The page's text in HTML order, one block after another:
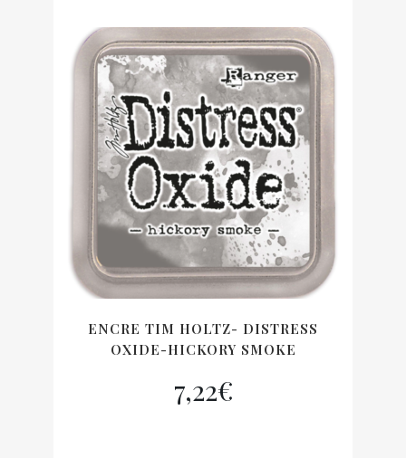
ENCRE TIM HOLTZ- DISTRESS
OXIDE-HICKORY SMOKE
7,22€